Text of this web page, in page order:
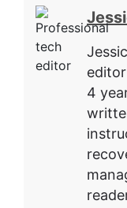
Mac? Vielen
Schritte.
die
Sequoia
von Grund
anstatt Ihr
4